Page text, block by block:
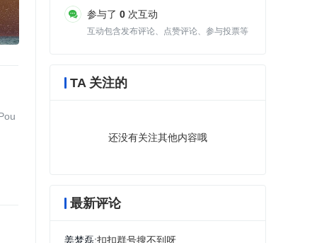
参与了 0 次互动
互动包含发布评论、点赞评论、参与投票等
TA 关注的
还没有关注其他内容哦
最新评论
姜梦磊 扣扣群号搜不到呀